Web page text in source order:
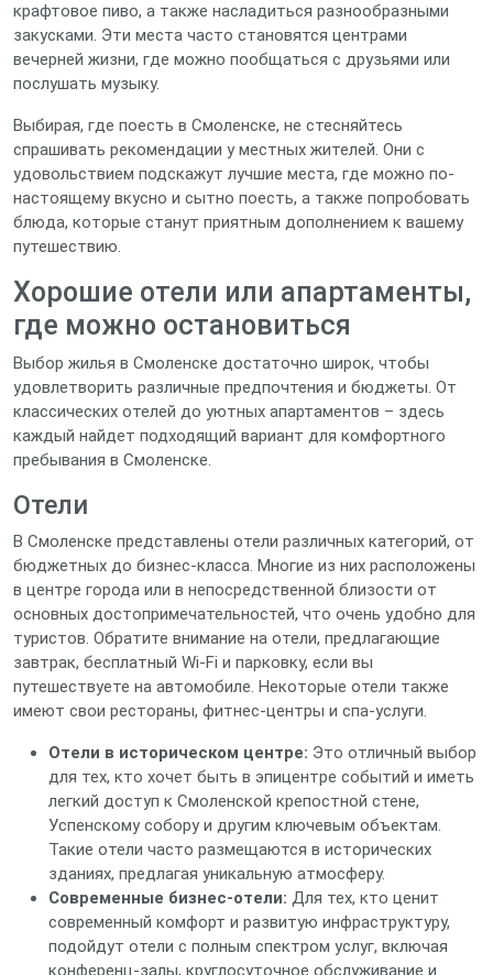
крафтовое пиво, а также насладиться разнообразными
закусками. Эти места часто становятся центрами
вечерней жизни, где можно пообщаться с друзьями или
послушать музыку.
Выбирая, где поесть в Смоленске, не стесняйтесь
спрашивать рекомендации у местных жителей. Они с
удовольствием подскажут лучшие места, где можно по-
настоящему вкусно и сытно поесть, а также попробовать
блюда, которые станут приятным дополнением к вашему
путешествию.
Хорошие отели или апартаменты,
где можно остановиться
Выбор жилья в Смоленске достаточно широк, чтобы
удовлетворить различные предпочтения и бюджеты. От
классических отелей до уютных апартаментов – здесь
каждый найдет подходящий вариант для комфортного
пребывания в Смоленске.
Отели
В Смоленске представлены отели различных категорий, от
бюджетных до бизнес-класса. Многие из них расположены
в центре города или в непосредственной близости от
основных достопримечательностей, что очень удобно для
туристов. Обратите внимание на отели, предлагающие
завтрак, бесплатный Wi-Fi и парковку, если вы
путешествуете на автомобиле. Некоторые отели также
имеют свои рестораны, фитнес-центры и спа-услуги.
Отели в историческом центре: Это отличный выбор
для тех, кто хочет быть в эпицентре событий и иметь
легкий доступ к Смоленской крепостной стене,
Успенскому собору и другим ключевым объектам.
Такие отели часто размещаются в исторических
зданиях, предлагая уникальную атмосферу.
Современные бизнес-отели: Для тех, кто ценит
современный комфорт и развитую инфраструктуру,
подойдут отели с полным спектром услуг, включая
конференц-залы, круглосуточное обслуживание и